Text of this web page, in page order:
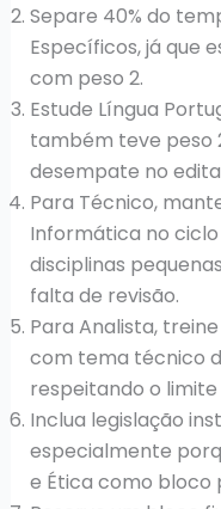
Separe 40% do
Específicos, já que
com peso 2.
Estude Língua
também teve peso
desempate no
Para Técnico,
Informática no
disciplinas
falta de revisão.
Para Analista,
com tema técnico
respeitando o limite
Inclua legislação
especialmente
e Ética como bloco